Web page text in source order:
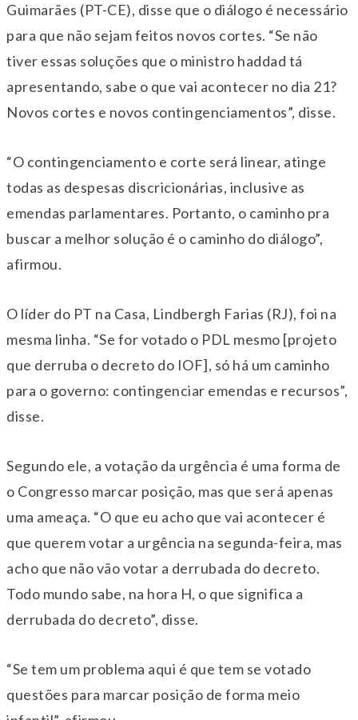
Guimarães (PT-CE), disse que o diálogo é necessário
para que não sejam feitos novos cortes. “Se não
tiver essas soluções que o ministro haddad tá
apresentando, sabe o que vai acontecer no dia 21?
Novos cortes e novos contingenciamentos”, disse.
“O contingenciamento e corte será linear, atinge
todas as despesas discricionárias, inclusive as
emendas parlamentares. Portanto, o caminho pra
buscar a melhor solução é o caminho do diálogo”,
afirmou.
O líder do PT na Casa, Lindbergh Farias (RJ), foi na
mesma linha. “Se for votado o PDL mesmo [projeto
que derruba o decreto do IOF], só há um caminho
para o governo: contingenciar emendas e recursos”,
disse.
Segundo ele, a votação da urgência é uma forma de
o Congresso marcar posição, mas que será apenas
uma ameaça. “O que eu acho que vai acontecer é
que querem votar a urgência na segunda-feira, mas
acho que não vão votar a derrubada do decreto.
Todo mundo sabe, na hora H, o que significa a
derrubada do decreto”, disse.
“Se tem um problema aqui é que tem se votado
questões para marcar posição de forma meio